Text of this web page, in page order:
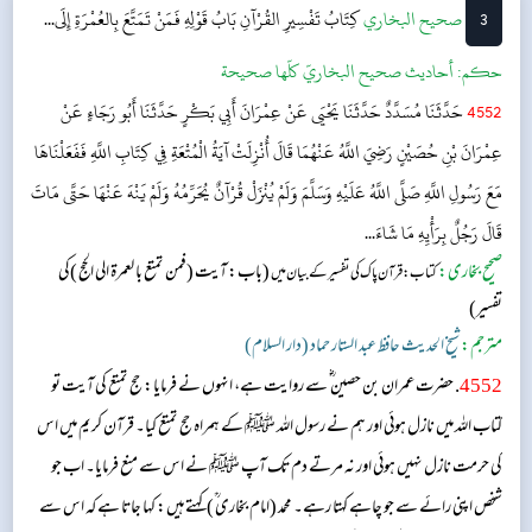
3 ‌‌صحيح البخاريكِتَابُ تَفْسِيرِ القُرْآنِبَابُ قَوْلِهِ فَمَنْ تَمَتَّعَ بِالعُمْرَةِ إِلَى...
حکم:أحاديث صحيح البخاريّ كلّها صحيحة
4552حَدَّثَنَا مُسَدَّدٌ حَدَّثَنَا يَحْيَى عَنْ عِمْرَانَ أَبِي بَكْرٍ حَدَّثَنَا أَبُو رَجَاءٍ عَنْ
عِمْرَانَ بْنِ حُصَيْنٍ رَضِيَ اللَّهُ عَنْهُمَا قَالَ أُنْزِلَتْ آيَةُ الْمُتْعَةِ فِي كِتَابِ اللَّهِ فَفَعَلْنَاهَا
مَعَ رَسُولِ اللَّهِ صَلَّى اللَّهُ عَلَيْهِ وَسَلَّمَ وَلَمْ يُنْزَلْ قُرْآنٌ يُحَرِّمُهُ وَلَمْ يَنْهَ عَنْهَا حَتَّى مَاتَ
قَالَ رَجُلٌ بِرَأْيِهِ مَا شَاءَ...
صحیح بخاری:کتاب: قرآن پاک کی تفسیر کے بیان میں(باب: آیت (فمن تمتع با لعمرۃ الی الحج )کی
تفسیر)
مترجم:شیخ الحدیث حافظ عبد الستار حماد (دار السلام)
4552. حضرت عمران بن حصین ؓ سے روایت ہے، انہوں نے فرمایا: حج تمتع کی آیت تو
کتاب اللہ میں نازل ہوئی اور ہم نے رسول اللہ ﷺ کے ہمراہ حج تمتع کیا۔ قرآن کریم میں اس
کی حرمت نازل نہیں ہوئی اور نہ مرتے دم تک آپ ﷺ نے اس سے منع فرمایا۔ اب جو
شخص اپنی رائے سے جو چاہے کہتا رہے۔ محمد (امام بخاری ؒ) کہتے ہیں: کہا جاتا ہے کہ اس سے